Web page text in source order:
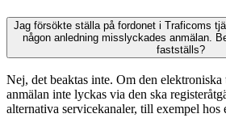
Jag försökte ställa på fordonet i Traficoms
någon anledning misslyckades anmälan.
fastställs?
Nej, det beaktas inte. Om den
anmälan inte lyckas via den ska
alternativa servicekanaler, till exempel hos